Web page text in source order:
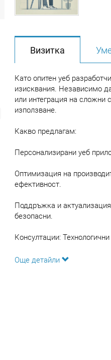
Визитка
Като опитен уеб
изисквания. Независимо
или интеграция на сложни
използване.
Какво предлагам:
Персонализирани уеб
Оптимизация на
ефективност.
Поддръжка и
безопасни.
Консултации:
Свържете се с мен за
Още детайли